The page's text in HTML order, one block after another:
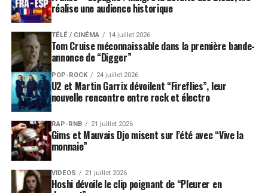
réalise une audience historique
TÉLÉ / CINÉMA 14 juillet 2026
Tom Cruise méconnaissable dans la première bande-
annonce de “Digger”
POP-ROCK 24 juillet 2026
U2 et Martin Garrix dévoilent “Fireflies”, leur
nouvelle rencontre entre rock et électro
RAP-RNB 21 juillet 2026
Gims et Mauvais Djo misent sur l’été avec “Vive la
monnaie”
VIDEOS 21 juillet 2026
Hoshi dévoile le clip poignant de “Pleurer en